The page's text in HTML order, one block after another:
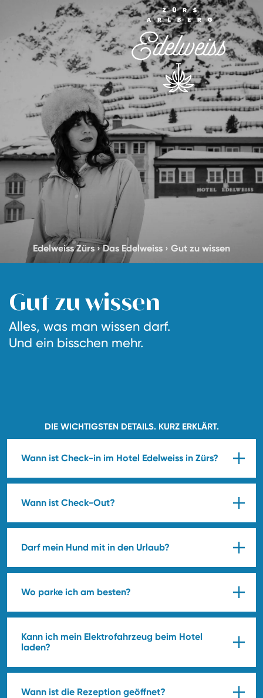
Edelweiss Zürs›Das Edelweiss › Gut zu wissen
Gut zu wissen
Alles, was man wissen darf.
Und ein bisschen mehr.
DIE WICHTIGSTEN DETAILS. KURZ ERKLÄRT.
Wann ist Check-in im Hotel Edelweiss in Zürs?
Wann ist Check-Out?
Darf mein Hund mit in den Urlaub?
Wo parke ich am besten?
Kann ich mein Elektrofahrzeug beim Hotel
laden?
Wann ist die Rezeption geöffnet?